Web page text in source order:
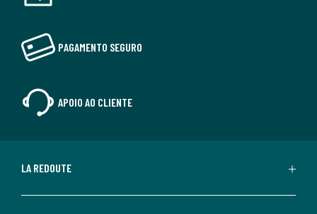
PAGAMENTO SEGURO
APOIO AO CLIENTE
LA REDOUTE